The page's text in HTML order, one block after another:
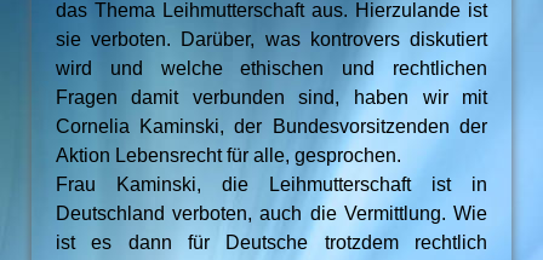
das Thema Leihmutterschaft aus. Hierzulande ist
sie verboten. Darüber, was kontrovers diskutiert
wird und welche ethischen und rechtlichen
Fragen damit verbunden sind, haben wir mit
Cornelia Kaminski, der Bundesvorsitzenden der
Aktion Lebensrecht für alle, gesprochen.
Frau Kaminski, die Leihmutterschaft ist in
Deutschland verboten, auch die Vermittlung. Wie
ist es dann für Deutsche trotzdem rechtlich